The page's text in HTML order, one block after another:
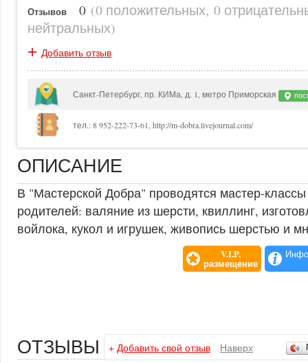
Отзывов 0 (0 положительных, 0
нейтральных)
+ Добавить отзыв
Санкт-Петербург, пр. КИМа, д. 1, метро Приморская
тел.: 8 952-222-73-61, http://m-dobra.livejournal.com/
ОПИСАНИЕ
В "Мастерской Добра" проводятся мастер-
родителей: валяние из шерсти, квиллинг,
войлока, кукол и игрушек, живопись шерстью и
V.I.P.
размещение
ОТЗЫВЫ + Добавить свой отзыв Наверх